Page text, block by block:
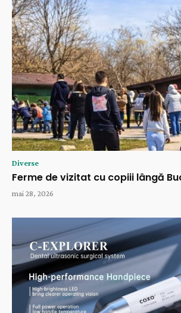
Diverse
Ferme de vizitat cu copiii lângă
mai 28, 2026